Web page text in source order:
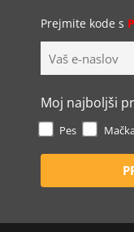
Prejmite kode s
Moj najboljši
Pes